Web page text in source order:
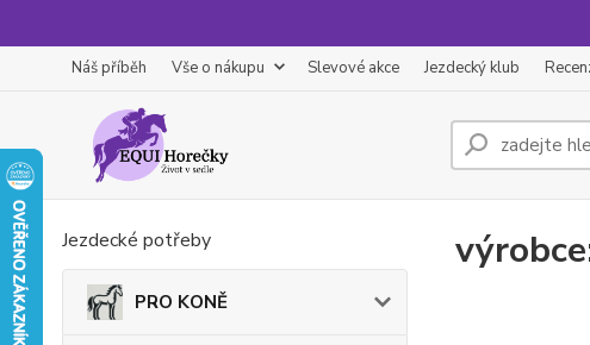
Náš příběh Vše o nákupu Slevové akce Jezdecký klub
Jezdecké potřeby
PRO KONĚ